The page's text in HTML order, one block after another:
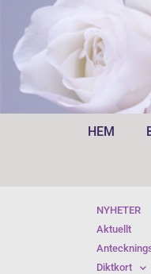
HEM
NYHETER
Aktuellt
Diktkort